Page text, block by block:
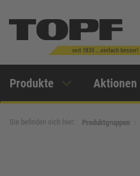
Produkte Aktionen
Sie befinden sich hier: Produktgruppen